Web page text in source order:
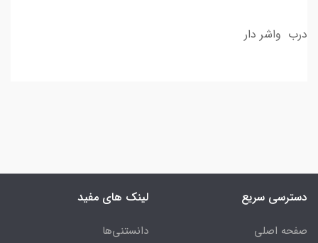
درب واشر دار
دسترسی سریع
صفحه اصلی
لینک های مفید
دانستنی‌ها